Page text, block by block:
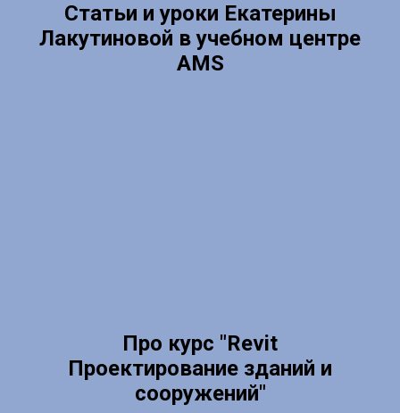
Статьи и уроки Екатерины
Лакутиновой в учебном центре
AMS
Про курс "Revit
Проектирование зданий и
сооружений"